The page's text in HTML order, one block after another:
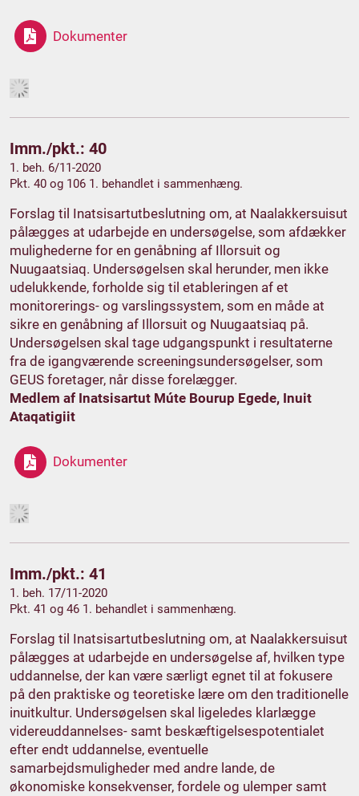
Dokumenter
Imm./pkt.: 40
1. beh. 6/11-2020
Pkt. 40 og 106 1. behandlet i sammenhæng.
Forslag til Inatsisartutbeslutning om, at Naalakkersuisut
pålægges at udarbejde en undersøgelse, som afdækker
mulighederne for en genåbning af Illorsuit og
Nuugaatsiaq. Undersøgelsen skal herunder, men ikke
udelukkende, forholde sig til etableringen af et
monitorerings- og varslingssystem, som en måde at
sikre en genåbning af Illorsuit og Nuugaatsiaq på.
Undersøgelsen skal tage udgangspunkt i resultaterne
fra de igangværende screeningsundersøgelser, som
GEUS foretager, når disse forelægger.
Medlem af Inatsisartut Múte Bourup Egede, Inuit
Ataqatigiit
Dokumenter
Imm./pkt.: 41
1. beh. 17/11-2020
Pkt. 41 og 46 1. behandlet i sammenhæng.
Forslag til Inatsisartutbeslutning om, at Naalakkersuisut
pålægges at udarbejde en undersøgelse af, hvilken type
uddannelse, der kan være særligt egnet til at fokusere
på den praktiske og teoretiske lære om den traditionelle
inuitkultur. Undersøgelsen skal ligeledes klarlægge
videreuddannelses- samt beskæftigelsespotentialet
efter endt uddannelse, eventuelle
samarbejdsmuligheder med andre lande, de
økonomiske konsekvenser, fordele og ulemper samt